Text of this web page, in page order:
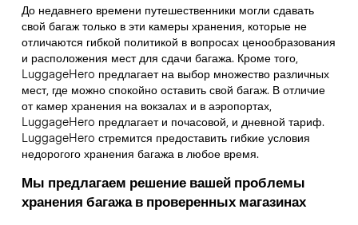
До недавнего времени путешественники могли сдавать
свой багаж только в эти камеры хранения, которые не
отличаются гибкой политикой в вопросах ценообразования
и расположения мест для сдачи багажа. Кроме того,
LuggageHero предлагает на выбор множество различных
мест, где можно спокойно оставить свой багаж. В отличие
от камер хранения на вокзалах и в аэропортах,
LuggageHero предлагает и почасовой, и дневной тариф.
LuggageHero стремится предоставить гибкие условия
недорогого хранения багажа в любое время.
Мы предлагаем решение вашей проблемы
хранения багажа в проверенных магазинах